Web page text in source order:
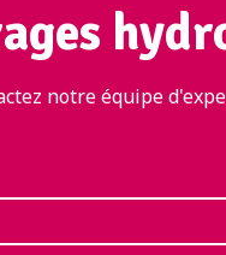
notre équipe